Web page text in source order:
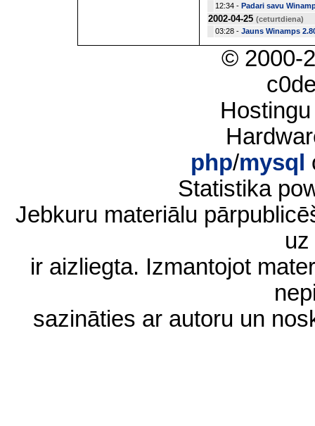
12:34 - Padari savu
2002-04-25 (ceturtdiena)
03:28 - Jauns Winamps
© 2000-
php/mysql
Statistika
Jebkuru materiālu
ir aizliegta. Izmantojot
sazināties ar autoru un